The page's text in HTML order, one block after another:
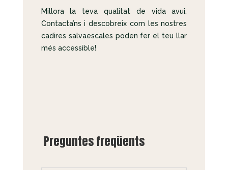
Millora la teva qualitat de vida avui.
Contacta’ns i descobreix com les nostres
cadires salvaescales poden fer el teu llar
més accessible!
Preguntes freqüents